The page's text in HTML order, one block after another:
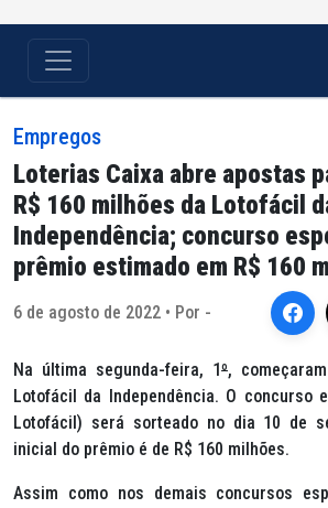
Empregos
Loterias Caixa abre apostas
R$ 160 milhões da Lotofácil
Independência; concurso
prêmio estimado em R$ 160
6 de agosto de 2022 • Por -
Na última segunda-feira, 1º,
Lotofácil da Independência. O concurso
Lotofácil) será sorteado no dia 10 de
inicial do prêmio é de R$ 160 milhões.
Assim como nos demais concursos